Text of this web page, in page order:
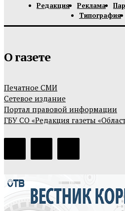
Редакция Реклама
Типография
О газете
Печатное СМИ
Сетевое издание
Портал правовой информации
ГБУ СО «Редакция газеты